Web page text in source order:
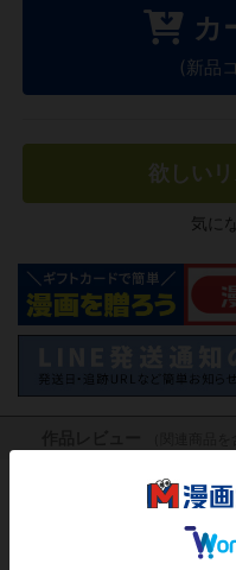
カ
(新品
欲しい
気に
この作品にはまだレビ
方のために感想